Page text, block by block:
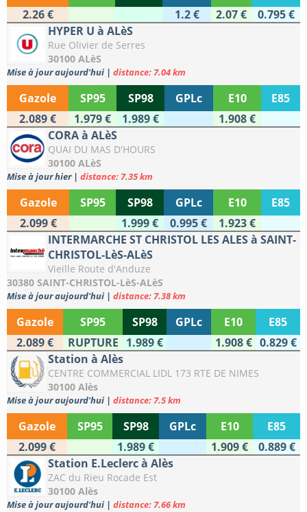
2.26 €
1.2 € 2.07 €
0.795 €
HYPER U à ALèS
Rue Olivier de Serres
30100 ALèS
Mise à jour aujourd'hui | distance: 7.04 km
Gazole SP95 SP98 GPLc E10
E85
2.089 €
1.979 € 1.989 €
1.908 €
CORA à ALèS
QUAI DU MAS D'HOURS
30100 ALèS
Mise à jour hier | distance: 7.35 km
Gazole SP95 SP98 GPLc E10
E85
2.099 €
1.999 € 0.995 €
1.923 €
INTERMARCHE ST CHRISTOL LES ALES à SAINT-
CHRISTOL-LèS-ALèS
Vieille Route d'Anduze
30380 SAINT-CHRISTOL-LèS-ALèS
Mise à jour aujourd'hui | distance: 7.38 km
Gazole SP95 SP98 GPLc E10
E85
2.089 €
RUPTURE 1.989 € 1.908 € 0.829 €
Station à Alès
CENTRE COMMERCIAL LIDL 173 RTE DE NIMES
30100 Alès
Mise à jour aujourd'hui | distance: 7.5 km
Gazole SP95 SP98 GPLc E10
E85
2.099 €
1.989 € 1.909 €
0.889 €
Station E.Leclerc à Alès
ZAC du Rieu Rocade Est
30100 Alès
Mise à jour aujourd'hui | distance: 7.66 km